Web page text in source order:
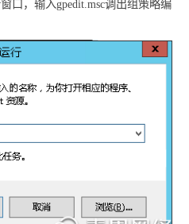
口，输入gpedit.msc调出组策略编